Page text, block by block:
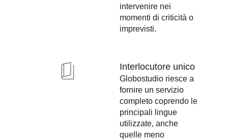
intervenire nei
momenti di criticità o
imprevisti.
Interlocutore unico
Globostudio riesce a
fornire un servizio
completo coprendo le
principali lingue
utilizzate, anche
quelle meno